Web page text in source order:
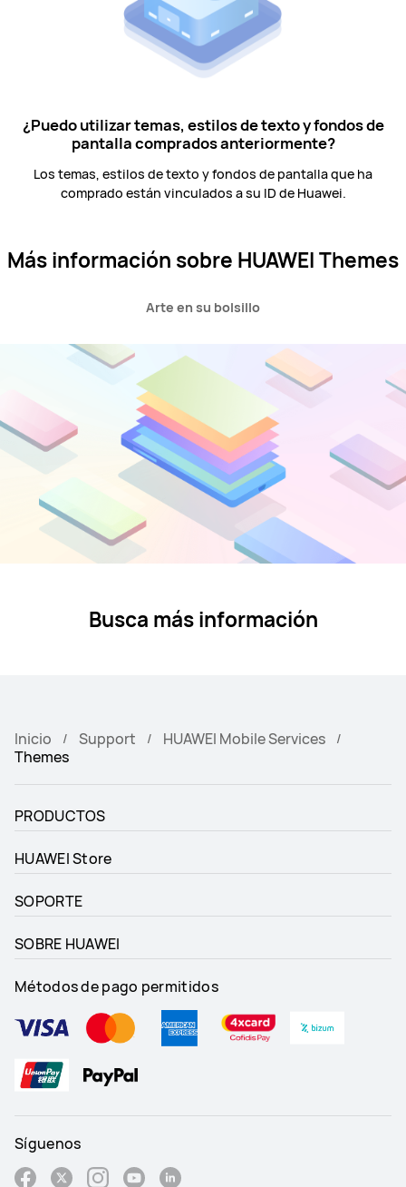
¿Puedo utilizar temas, estilos de texto y fondos de
pantalla comprados anteriormente?
Los temas, estilos de texto y fondos de pantalla que ha
comprado están vinculados a su ID de Huawei.
Más información sobre HUAWEI Themes
Arte en su bolsillo
Busca más información
Inicio Support
HUAWEI Mobile Services
Themes
PRODUCTOS
HUAWEI Store
SOPORTE
SOBRE HUAWEI
Métodos de pago permitidos
Síguenos